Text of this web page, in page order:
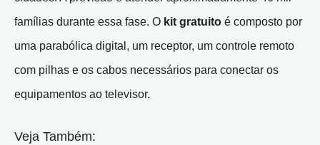
famílias durante essa fase. O kit gratuito é composto por
uma parabólica digital, um receptor, um controle remoto
com pilhas e os cabos necessários para conectar os
equipamentos ao televisor.
Veja Também: